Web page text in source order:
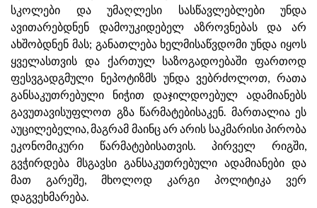
სკოლები და უმაღლესი სასწავლებლები უნდა
ავითარებდნენ დამოუკიდებელ აზროვნებას და არ
ახშობდნენ მას; განათლება ხელმისაწვდომი უნდა იყოს
ყველასთვის და ქართულ საზოგადოებაში ფართოდ
ფესვგადგმული ნეპოტიზმს უნდა ვებრძოლოთ, რათა
განსაკუთრებული ნიჭით დაჯილდოებულ ადამიანებს
გავუთავისუფლოთ გზა წარმატებისაკენ. მართალია ეს
აუცილებელია, მაგრამ მაინც არ არის საკმარისი პირობა
ეკონომიკური წარმატებისათვის. პირველ რიგში,
გვჭირდება მსგავსი განსაკუთრებული ადამიანები და
მათ გარეშე, მხოლოდ კარგი პოლიტიკა ვერ
დაგვეხმარება.